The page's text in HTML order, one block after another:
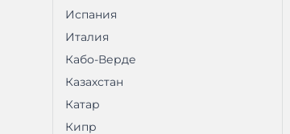
Испания
Италия
Кабо-Верде
Казахстан
Катар
Кипр